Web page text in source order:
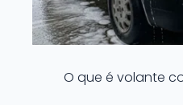
O que é volante